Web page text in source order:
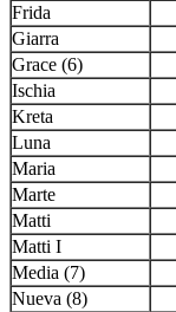
Frida
Giarra
Grace (6)
Ischia
Kreta
Luna
Maria
Marte
Matti
Matti I
Media (7)
Nueva (8)